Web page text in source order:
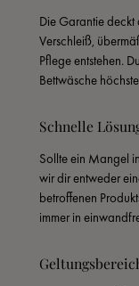
Die Garantie
Verschleiß,
Pflege entstehen.
Bettwäsche
Schnelle
Sollte ein Mangel
wir dir entweder
betroffenen
immer in